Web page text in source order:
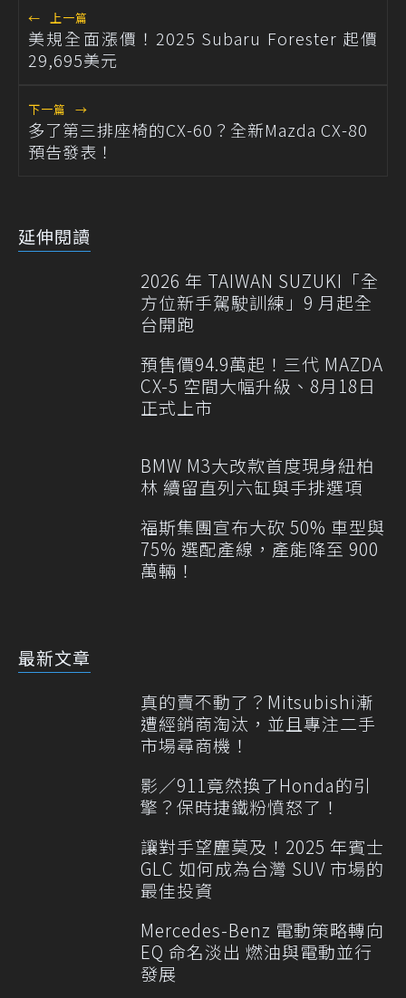
← 上一篇
美規全面漲價！2025 Subaru Forester 起價
29,695美元
下一篇 →
多了第三排座椅的CX-60？全新Mazda CX-80
預告發表！
延伸閱讀
2026 年 TAIWAN SUZUKI「全
方位新手駕駛訓練」9 月起全
台開跑
預售價94.9萬起！三代 MAZDA
CX-5 空間大幅升級、8月18日
正式上市
BMW M3大改款首度現身紐柏
林 續留直列六缸與手排選項
福斯集團宣布大砍 50% 車型與
75% 選配產線，產能降至 900
萬輛！
最新文章
真的賣不動了？Mitsubishi漸
遭經銷商淘汰，並且專注二手
市場尋商機！
影／911竟然換了Honda的引
擎？保時捷鐵粉憤怒了！
讓對手望塵莫及！2025 年賓士
GLC 如何成為台灣 SUV 市場的
最佳投資
Mercedes-Benz 電動策略轉向
EQ 命名淡出 燃油與電動並行
發展